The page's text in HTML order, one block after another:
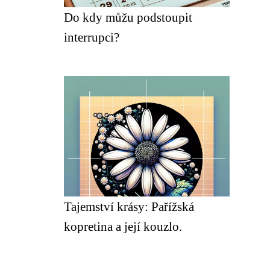
Do kdy můžu podstoupit
interrupci?
Tajemství krásy: Pařížská
kopretina a její kouzlo.